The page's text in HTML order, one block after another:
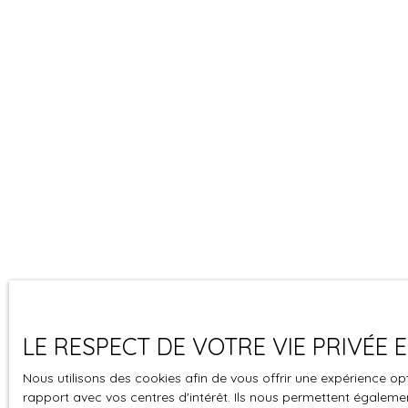
LE RESPECT DE VOTRE VIE PRIVÉE
Nous utilisons des cookies afin de vous offrir une expérience
rapport avec vos centres d'intérêt. Ils nous permettent